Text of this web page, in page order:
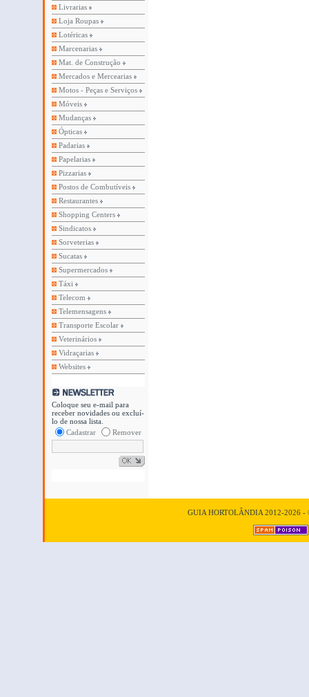
Livrarias
Loja Roupas
Lotéricas
Marcenarias
Mat. de Construção
Mercados e Mercearias
Motos - Peças e Serviços
Móveis
Mudanças
Ópticas
Padarias
Papelarias
Pizzarias
Postos de Combutíveis
Restaurantes
Shopping Centers
Sindicatos
Sorveterias
Sucatas
Supermercados
Táxi
Telecom
Telemensagens
Transporte Escolar
Veterinários
Vidraçarias
Websites
Coloque seu e-mail para
receber novidades ou excluí-
lo de nossa lista.
Cadastrar
Remover
GUIA HORTOLÂNDIA 2012-2026 -